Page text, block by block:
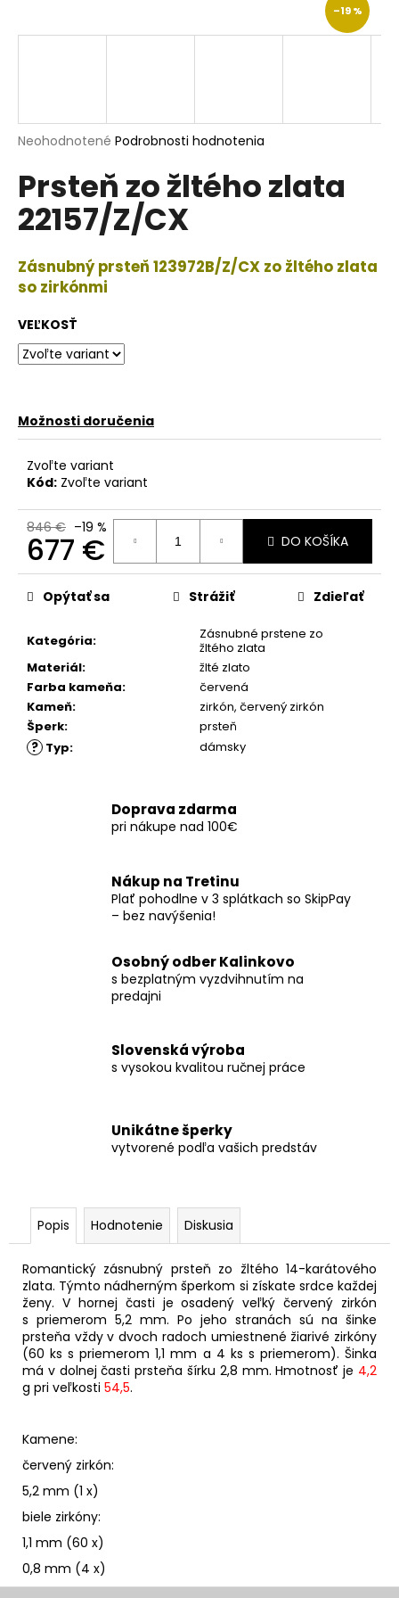
Priemerné
produktu
je
0,0
z
hviezdičiek.
Neohodnotené Podrobnosti hodnotenia
Prsteň zo žltého zlata
22157/Z/CX
Zásnubný prsteň 123972B/Z/CX zo žltého zlata
so zirkónmi
VEĽKOSŤ
Možnosti doručenia
Zvoľte variant
Kód: Zvoľte variant
846 € –19 %
677 €
Jednotková
cena:
DO KOŠÍKA
Kategória:
Zásnubné prstene zo
žltého zlata
Materiál:
žlté zlato
Farba kameňa:
červená
Kameň: zirkón, červený zirkón
Šperk: prsteň
? Typ: dámsky
Opýtať sa Strážiť Zdieľať
–19 %
Doprava zdarma
pri nákupe nad 100€
Nákup na Tretinu
Plať pohodlne v 3 splátkach so SkipPay
– bez navýšenia!
Osobný odber Kalinkovo
s bezplatným vyzdvihnutím na
predajni
Slovenská výroba
s vysokou kvalitou ručnej práce
Unikátne šperky
vytvorené podľa vašich predstáv
Popis Hodnotenie Diskusia
Romantický zásnubný prsteň zo žltého 14-karátového
zlata. Týmto nádherným šperkom si získate srdce každej
ženy. V hornej časti je osadený veľký červený zirkón
s priemerom 5,2 mm. Po jeho stranách sú na šinke
prsteňa vždy v dvoch radoch umiestnené žiarivé zirkóny
(60 ks s priemerom 1,1 mm a 4 ks s priemerom). Šinka
má v dolnej časti prsteňa šírku 2,8 mm. Hmotnosť je 4,2
g pri veľkosti 54,5.
Kamene:
červený zirkón:
5,2 mm (1 x)
biele zirkóny:
1,1 mm (60 x)
0,8 mm (4 x)
j
?
HĽADAŤ
O
p
o
r
a
m
e